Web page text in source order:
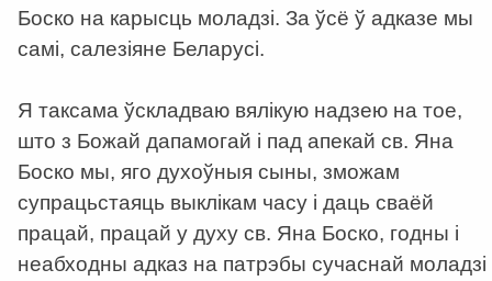
Боско на карысць моладзі. За ўсё ў адказе мы
самі, салезіяне Беларусі.
Я таксама ўскладваю вялікую надзею на тое,
што з Божай дапамогай і пад апекай св. Яна
Боско мы, яго духоўныя сыны, зможам
супрацьстаяць выклікам часу і даць сваёй
працай, працай у духу св. Яна Боско, годны і
неабходны адказ на патрэбы сучаснай моладзі